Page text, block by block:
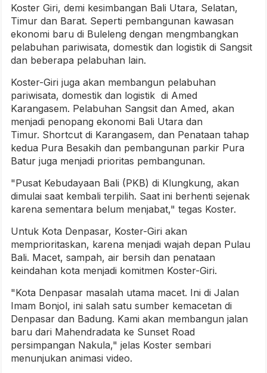
Koster Giri, demi kesimbangan Bali Utara, Selatan,
Timur dan Barat. Seperti pembangunan kawasan
ekonomi baru di Buleleng dengan mengmbangkan
pelabuhan pariwisata, domestik dan logistik di Sangsit
dan beberapa pelabuhan lain.
Koster-Giri juga akan membangun pelabuhan
pariwisata, domestik dan logistik di Amed
Karangasem. Pelabuhan Sangsit dan Amed, akan
menjadi penopang ekonomi Bali Utara dan
Timur. Shortcut di Karangasem, dan Penataan tahap
kedua Pura Besakih dan pembangunan parkir Pura
Batur juga menjadi prioritas pembangunan.
"Pusat Kebudayaan Bali (PKB) di Klungkung, akan
dimulai saat kembali terpilih. Saat ini berhenti sejenak
karena sementara belum menjabat," tegas Koster.
Untuk Kota Denpasar, Koster-Giri akan
memprioritaskan, karena menjadi wajah depan Pulau
Bali. Macet, sampah, air bersih dan penataan
keindahan kota menjadi komitmen Koster-Giri.
"Kota Denpasar masalah utama macet. Ini di Jalan
Imam Bonjol, ini salah satu sumber kemacetan di
Denpasar dan Badung. Kami akan membangun jalan
baru dari Mahendradata ke Sunset Road
persimpangan Nakula," jelas Koster sembari
menunjukan animasi video.